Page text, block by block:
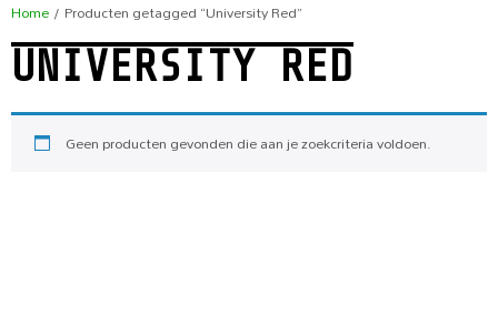
Home/ Producten getagged “University Red”
UNIVERSITY RED
Geen producten gevonden die aan je zoekcriteria voldoen.